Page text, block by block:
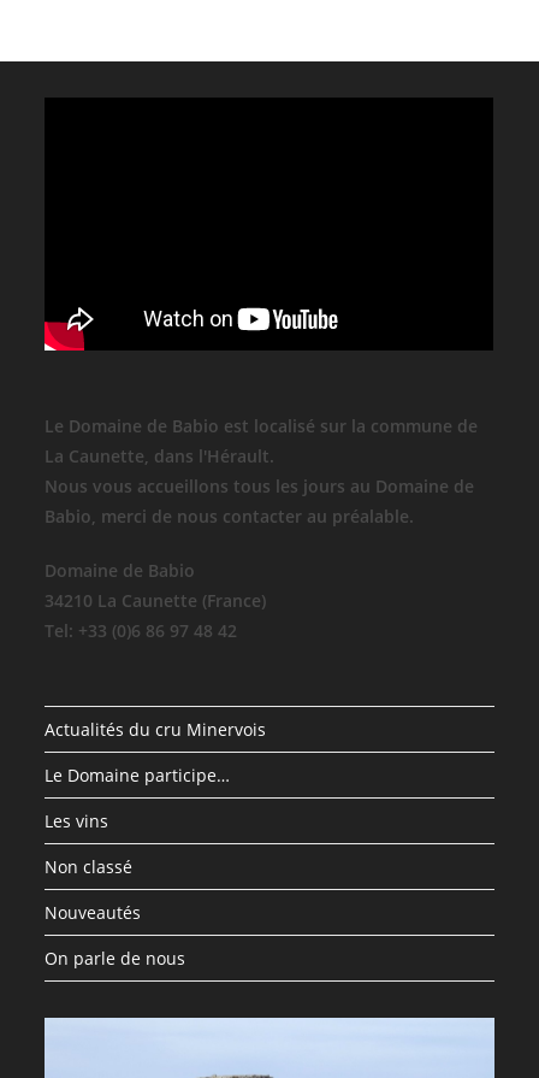
Le Domaine de Babio est localisé sur la commune de
La Caunette, dans l'Hérault.
Nous vous accueillons tous les jours au Domaine de
Babio, merci de nous contacter au préalable.
Domaine de Babio
34210 La Caunette (France)
Tel: +33 (0)6 86 97 48 42
Actualités du cru Minervois
Le Domaine participe…
Les vins
Non classé
Nouveautés
On parle de nous